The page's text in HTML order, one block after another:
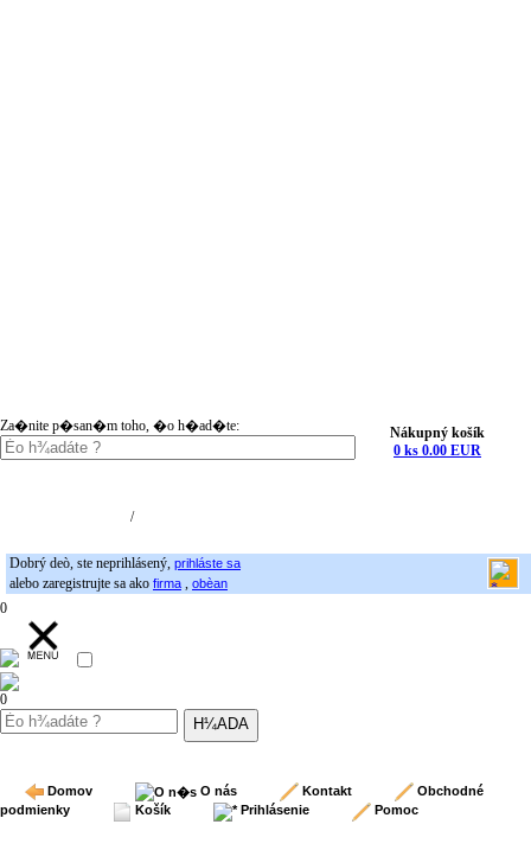
Za�nite p�san�m toho, �o h�ad�te:
Nákupný košík
0 ks 0.00 EUR
/
Dobrý deò, ste neprihlásený, prihláste sa
alebo zaregistrujte sa ako firma , obèan
0
0
Domov O nás Kontakt
Obchodné
podmienky
Košík Prihlásenie Pomoc